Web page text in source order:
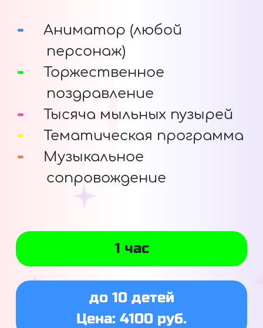
Аниматор (любой
персонаж)
Торжественное
поздравление
Тысяча мыльных пузырей
Тематическая программа
Музыкальное
сопровождение
1 час
до 10 детей
Цена: 4100 руб.